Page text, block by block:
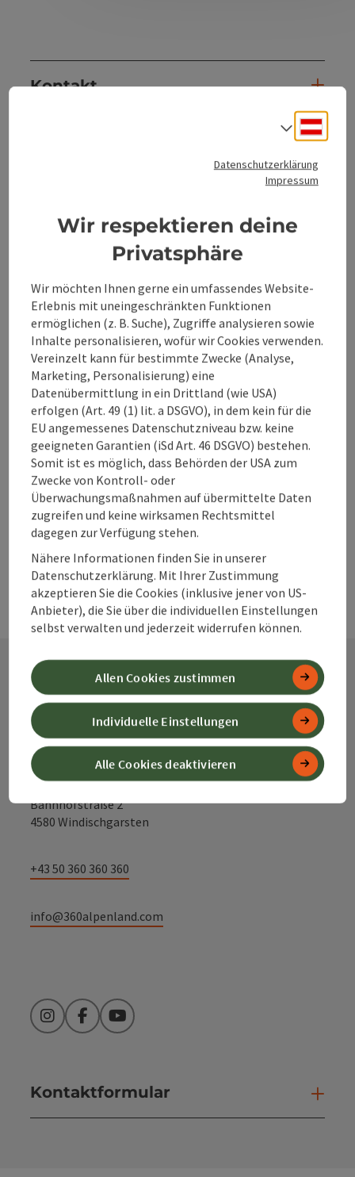
Kontakt
Eignung
Barrierefreiheit
Beitrag merken
zum Merkzettel
PDF erstellen
In der Nähe
powered byTOURDATA Änderung vorschlagen
Kontakt
Alpenland Tourismus GmbH
Bahnhofstraße 2
4580 Windischgarsten
+43 50 360 360 360
info@360alpenland.com
InstagramFacebookYouTube
Kontaktformular
Datenschutzerklärung
Impressum
Wir respektieren deine
Privatsphäre
Wir möchten Ihnen gerne ein umfassendes Website-
Erlebnis mit uneingeschränkten Funktionen
ermöglichen (z. B. Suche), Zugriffe analysieren sowie
Inhalte personalisieren, wofür wir Cookies verwenden.
Vereinzelt kann für bestimmte Zwecke (Analyse,
Marketing, Personalisierung) eine
Datenübermittlung in ein Drittland (wie USA)
erfolgen (Art. 49 (1) lit. a DSGVO), in dem kein für die
EU angemessenes Datenschutzniveau bzw. keine
geeigneten Garantien (iSd Art. 46 DSGVO) bestehen.
Somit ist es möglich, dass Behörden der USA zum
Zwecke von Kontroll- oder
Überwachungsmaßnahmen auf übermittelte Daten
zugreifen und keine wirksamen Rechtsmittel
dagegen zur Verfügung stehen.
Nähere Informationen finden Sie in unserer
Datenschutzerklärung. Mit Ihrer Zustimmung
akzeptieren Sie die Cookies (inklusive jener von US-
Anbieter), die Sie über die individuellen Einstellungen
selbst verwalten und jederzeit widerrufen können.
Alle Cookies deaktivieren
Individuelle Einstellungen
Allen Cookies zustimmen